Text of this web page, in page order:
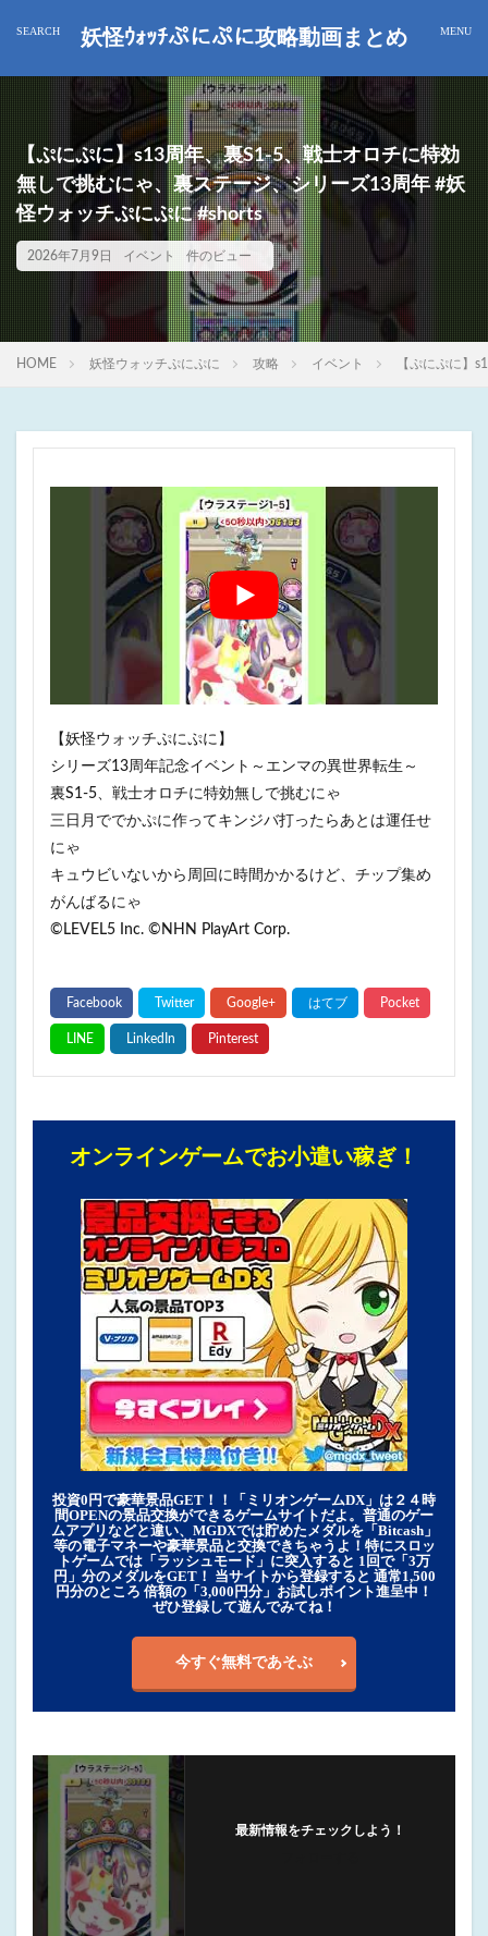
妖怪ｳｫｯﾁぷにぷに攻略動画まとめ
【ぷにぷに】s13周年、裏S1-5、戦士オロチに特効
無しで挑むにゃ、裏ステージ、シリーズ13周年 #妖
怪ウォッチぷにぷに #shorts
2026年7月9日 イベント 件のビュー
HOME 妖怪ウォッチぷにぷに 攻略 イベント 【ぷにぷに】
【妖怪ウォッチぷにぷに】
シリーズ13周年記念イベント～エンマの異世界転生～
裏S1-5、戦士オロチに特効無しで挑むにゃ
三日月ででかぷに作ってキンジバ打ったらあとは運任せ
にゃ
キュウビいないから周回に時間かかるけど、チップ集め
がんばるにゃ
©LEVEL5 Inc. ©NHN PlayArt Corp.
オンラインゲームでお小遣い稼ぎ！
投資0円で豪華景品GET！！「ミリオンゲームDX」は２４時
間OPENの景品交換ができるゲームサイトだよ。普通のゲー
ムアプリなどと違い、MGDXでは貯めたメダルを「Bitcash」
等の電子マネーや豪華景品と交換できちゃうよ！特にスロッ
トゲームでは「ラッシュモード」に突入すると 1回で「3万
円」分のメダルをGET！ 当サイトから登録すると 通常1,500
円分のところ 倍額の「3,000円分」お試しポイント進呈中！
ぜひ登録して遊んでみてね！
今すぐ無料であそぶ
最新情報をチェックしよう！